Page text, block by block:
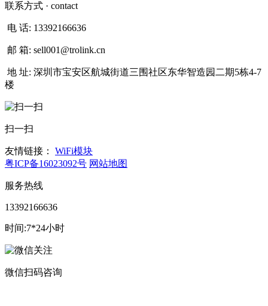
联系方式 · contact
电 话: 13392166636
邮 箱: sell001@trolink.cn
地 址: 深圳市宝安区航城街道三围社区东华智造园二期5栋4-7
楼
扫一扫
友情链接：
WiFi模块
粤ICP备16023092号 网站地图
服务热线
13392166636
时间:7*24小时
微信扫码咨询